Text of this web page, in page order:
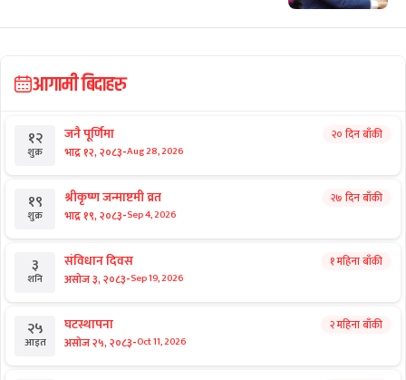
आगामी बिदाहरु
१२
शुक्र
जनै पूर्णिमा
भाद्र १२, २०८३-Aug 28, 2026
२० दिन बाँकी
१९
शुक्र
श्रीकृष्ण जन्माष्टमी व्रत
भाद्र १९, २०८३-Sep 4, 2026
२७ दिन बाँकी
३
शनि
संविधान दिवस
असोज ३, २०८३-Sep 19, 2026
१ महिना बाँकी
२५
आइत
घटस्थापना
असोज २५, २०८३-Oct 11, 2026
२ महिना बाँकी